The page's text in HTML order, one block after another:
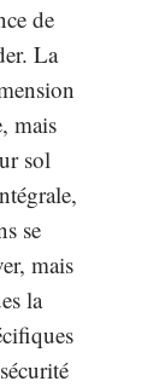
de
La
mais
sol
se
mais
la